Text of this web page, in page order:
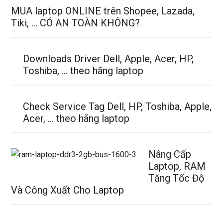
MUA laptop ONLINE trên Shopee, Lazada,
Tiki, … CÓ AN TOÀN KHÔNG?
Downloads Driver Dell, Apple, Acer, HP,
Toshiba, … theo hãng laptop
Check Service Tag Dell, HP, Toshiba, Apple,
Acer, … theo hãng laptop
Nâng Cấp
Laptop, RAM
Tăng Tốc Độ
Và Công Xuất Cho Laptop